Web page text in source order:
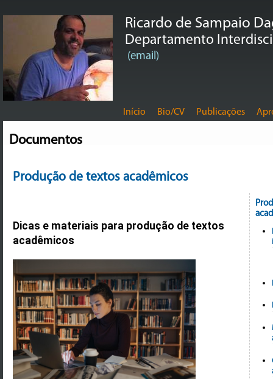
Ricardo de Sampaio
Departamento
(email)
Início Bio/CV Publicações
Documentos
Produção de textos acadêmicos
Dicas e materiais para produção de textos
acadêmicos